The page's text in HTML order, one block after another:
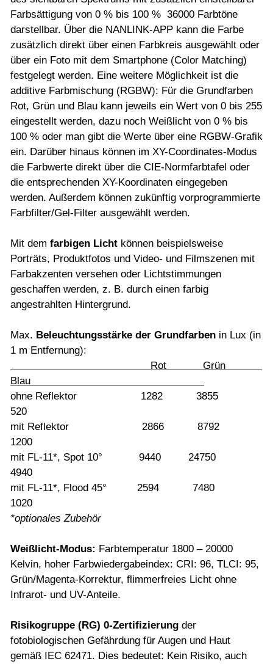
Farbsättigung von 0 % bis 100 % 36000 Farbtöne
darstellbar. Über die NANLINK-APP kann die Farbe
zusätzlich direkt über einen Farbkreis ausgewählt oder
über ein Foto mit dem Smartphone (Color Matching)
festgelegt werden. Eine weitere Möglichkeit ist die
additive Farbmischung (RGBW): Für die Grundfarben
Rot, Grün und Blau kann jeweils ein Wert von 0 bis 255
eingestellt werden, dazu noch Weißlicht von 0 % bis
100 % oder man gibt die Werte über eine RGBW-Grafik
ein. Darüber hinaus können im XY-Coordinates-Modus
die Farbwerte direkt über die CIE-Normfarbtafel oder
die entsprechenden XY-Koordinaten eingegeben
werden. Außerdem können zukünftig vorprogrammierte
Farbfilter/Gel-Filter ausgewählt werden.
Mit dem farbigen Licht können beispielsweise
Porträts, Produktfotos und Video- und Filmszenen mit
Farbakzenten versehen oder Lichtstimmungen
geschaffen werden, z. B. durch einen farbig
angestrahlten Hintergrund.
Max. Beleuchtungsstärke der Grundfarben in Lux (in
1 m Entfernung):
Rot Grün
Blau
ohne Reflektor 1282 3855
520
mit Reflektor 2866 8792
1200
mit FL-11*, Spot 10° 9440 24750
4940
mit FL-11*, Flood 45° 2594 7480
1020
*optionales Zubehör
Weißlicht-Modus: Farbtemperatur 1800 – 20000
Kelvin, hoher Farbwiedergabeindex: CRI: 96, TLCI: 95,
Grün/Magenta-Korrektur, flimmerfreies Licht ohne
Infrarot- und UV-Anteile.
Risikogruppe (RG) 0-Zertifizierung der
fotobiologischen Gefährdung für Augen und Haut
gemäß IEC 62471. Dies bedeutet: Kein Risiko, auch